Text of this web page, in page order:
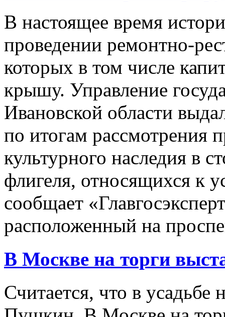
В настоящее время
проведении ремонтно-
которых в том числе
крышу. Управление
Ивановской области
по итогам рассмотрения
культурного наследия в
флигеля, относящихся к
сообщает
расположенный на
В Москве на торги
Считается, что в